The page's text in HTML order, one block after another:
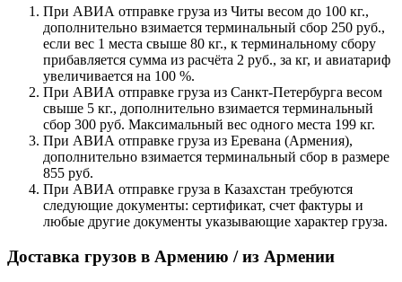
При АВИА отправке груза из Читы весом до 100 кг.,
дополнительно взимается терминальный сбор 250 руб.,
если вес 1 места свыше 80 кг., к терминальному сбору
прибавляется сумма из расчёта 2 руб., за кг, и авиатариф
увеличивается на 100 %.
При АВИА отправке груза из Санкт-Петербурга весом
свыше 5 кг., дополнительно взимается терминальный
сбор 300 руб. Максимальный вес одного места 199 кг.
При АВИА отправке груза из Еревана (Армения),
дополнительно взимается терминальный сбор в размере
855 руб.
При АВИА отправке груза в Казахстан требуются
следующие документы: сертификат, счет фактуры и
любые другие документы указывающие характер груза.
Доставка грузов в Армению / из Армении